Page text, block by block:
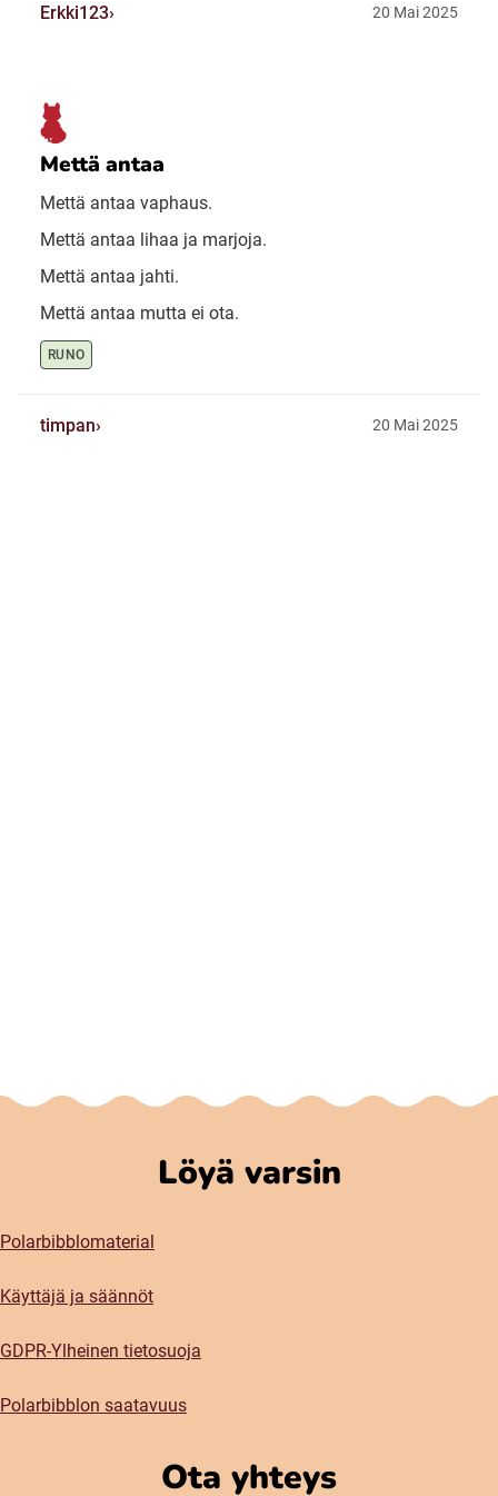
Erkki123 20 Mai 2025
Mettä antaa
Mettä antaa vaphaus.
Mettä antaa lihaa ja marjoja.
Mettä antaa jahti.
Mettä antaa mutta ei ota.
RUNO
timpan 20 Mai 2025
Löyä varsin
Polarbibblomaterial
Käyttäjä ja säännöt
GDPR-Ylheinen tietosuoja
Polarbibblon saatavuus
Ota yhteys